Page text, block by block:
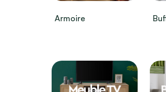
Armoire